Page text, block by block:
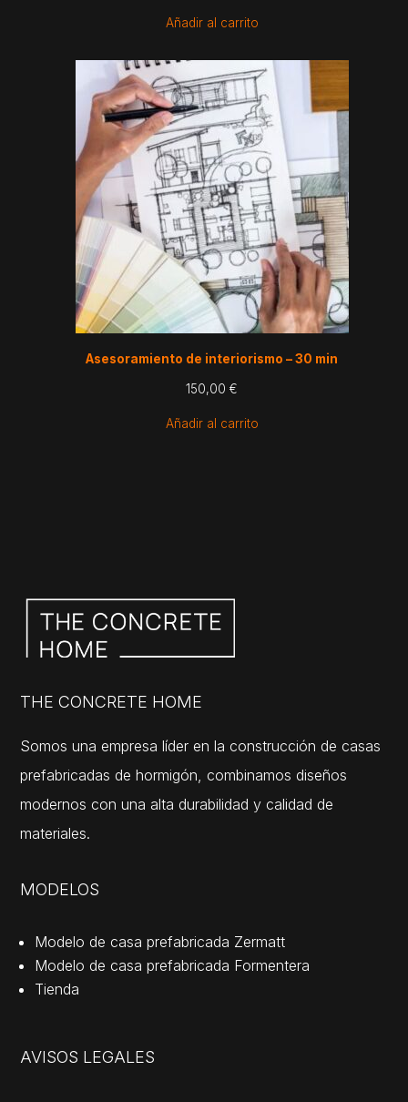
Añadir al carrito
Asesoramiento de interiorismo – 30 min
150,00€
Añadir al carrito
THE CONCRETE HOME
Somos una empresa líder en la construcción de casas
prefabricadas de hormigón, combinamos diseños
modernos con una alta durabilidad y calidad de
materiales.
MODELOS
Modelo de casa prefabricada Zermatt
Modelo de casa prefabricada Formentera
Tienda
AVISOS LEGALES